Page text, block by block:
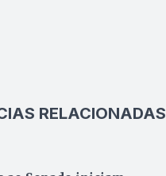
RELACIONADAS